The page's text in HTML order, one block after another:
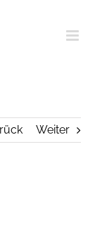
Weiter